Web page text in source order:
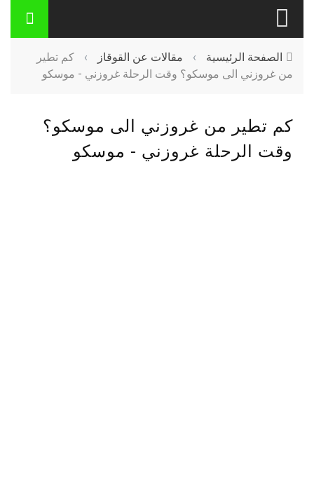
الصفحة الرئيسية › مقالات عن القوقاز ›
كم تطير
من غروزني الى موسكو؟ وقت الرحلة غروزني - موسكو
كم تطير من غروزني الى موسكو؟
وقت الرحلة غروزني - موسكو